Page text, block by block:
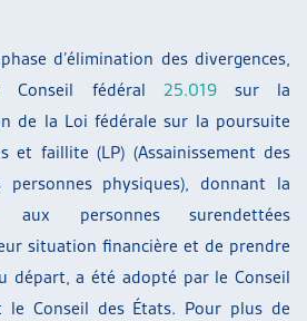
d’élimination des divergences,
Conseil fédéral 25.019sur la
de la Loi fédérale sur la poursuite
et faillite (LP) (Assainissement des
personnes physiques), donnant la
aux personnes surendettées
situation financière et de prendre
départ, a été adopté par le Conseil
le Conseil des États. Pour plus de